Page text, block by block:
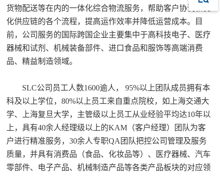
货物配送等在内的一体化综合物流服务，帮助客户协调和优
化供应链的各个流程，提高运作效率并降低运营成本。目
前，公司服务的国际跨国企业主要集中于高科技电子、医疗
器械和试剂、机械装备部件、进口食品和服饰等高端消费
品、精益制造领域。
SLC公司员工人数1600逾人， 95%以上团队成员拥有本
科及以上学位，80%以上员工来自重点院校，如上海交通大
学、上海复旦大学，主管级以上员工从业经验平均达10年以
上，具有40余人经理级以上的KAM（客户经理）团队为客
户进行精准服务，30余人专职QA团队把控公司管理及服务
质量，并具有消费品（食品、化妆品等）、医疗器械、汽车
零部件、电子产品、机械制造产品等各类产品板块的对应领